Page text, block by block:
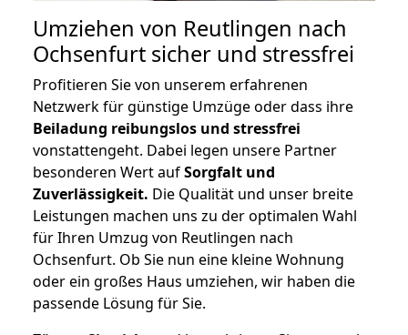
Umziehen von Reutlingen nach
Ochsenfurt sicher und stressfrei
Profitieren Sie von unserem erfahrenen
Netzwerk für günstige Umzüge oder dass ihre
Beiladung reibungslos und stressfrei
vonstattengeht. Dabei legen unsere Partner
besonderen Wert aufSorgfalt und
Zuverlässigkeit. Die Qualität und unser breite
Leistungen machen uns zu der optimalen Wahl
für Ihren Umzug von Reutlingen nach
Ochsenfurt. Ob Sie nun eine kleine Wohnung
oder ein großes Haus umziehen, wir haben die
passende Lösung für Sie.